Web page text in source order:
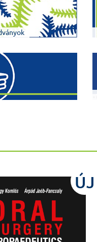
ÚJ